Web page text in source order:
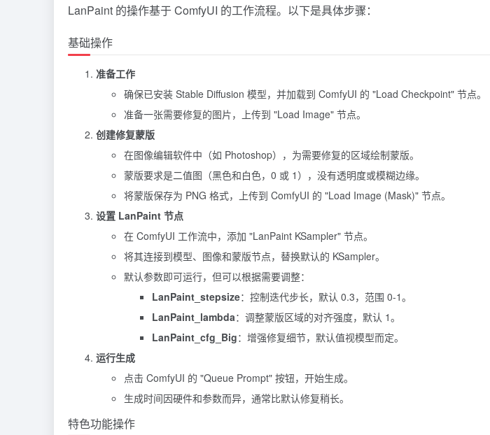
LanPaint 的操作基于 ComfyUI 的工作流程。以下是具体步骤：
基础操作
准备工作
确保已安装 Stable Diffusion 模型，并加载到 ComfyUI 的 "Load Checkpoint" 节点。
准备一张需要修复的图片，上传到 "Load Image" 节点。
创建修复蒙版
在图像编辑软件中（如 Photoshop），为需要修复的区域绘制蒙版。
蒙版要求是二值图（黑色和白色，0 或 1），没有透明度或模糊边缘。
将蒙版保存为 PNG 格式，上传到 ComfyUI 的 "Load Image (Mask)" 节点。
设置 LanPaint 节点
在 ComfyUI 工作流中，添加 "LanPaint KSampler" 节点。
将其连接到模型、图像和蒙版节点，替换默认的 KSampler。
默认参数即可运行，但可以根据需要调整：
LanPaint_stepsize：控制迭代步长，默认 0.3，范围 0-1。
LanPaint_lambda：调整蒙版区域的对齐强度，默认 1。
LanPaint_cfg_Big：增强修复细节，默认值视模型而定。
运行生成
点击 ComfyUI 的 "Queue Prompt" 按钮，开始生成。
生成时间因硬件和参数而异，通常比默认修复稍长。
特色功能操作